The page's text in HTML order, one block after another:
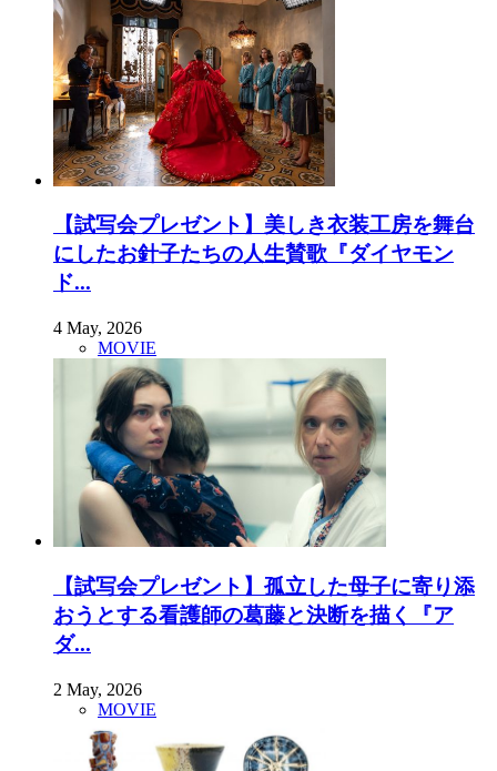
【試写会プレゼント】美しき衣装工房を舞台
にしたお針子たちの人生賛歌『ダイヤモン
ド...
4 May, 2026
MOVIE
【試写会プレゼント】孤立した母子に寄り添
おうとする看護師の葛藤と決断を描く『ア
ダ...
2 May, 2026
MOVIE